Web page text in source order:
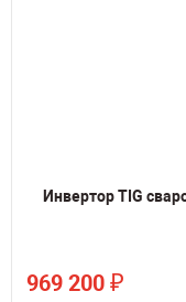
Инвертор TIG
969 200 ₽